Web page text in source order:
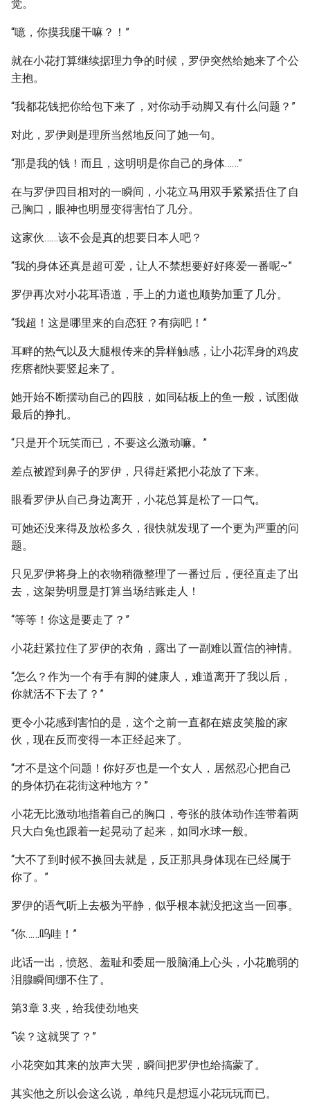
觉。
“噫，你摸我腿干嘛？！”
就在小花打算继续据理力争的时候，罗伊突然给她来了个公
主抱。
“我都花钱把你给包下来了，对你动手动脚又有什么问题？”
对此，罗伊则是理所当然地反问了她一句。
“那是我的钱！而且，这明明是你自己的身体……”
在与罗伊四目相对的一瞬间，小花立马用双手紧紧捂住了自
己胸口，眼神也明显变得害怕了几分。
这家伙……该不会是真的想要日本人吧？
“我的身体还真是超可爱，让人不禁想要好好疼爱一番呢~”
罗伊再次对小花耳语道，手上的力道也顺势加重了几分。
“我超！这是哪里来的自恋狂？有病吧！”
耳畔的热气以及大腿根传来的异样触感，让小花浑身的鸡皮
疙瘩都快要竖起来了。
她开始不断摆动自己的四肢，如同砧板上的鱼一般，试图做
最后的挣扎。
“只是开个玩笑而已，不要这么激动嘛。”
差点被蹬到鼻子的罗伊，只得赶紧把小花放了下来。
眼看罗伊从自己身边离开，小花总算是松了一口气。
可她还没来得及放松多久，很快就发现了一个更为严重的问
题。
只见罗伊将身上的衣物稍微整理了一番过后，便径直走了出
去，这架势明显是打算当场结账走人！
“等等！你这是要走了？”
小花赶紧拉住了罗伊的衣角，露出了一副难以置信的神情。
“怎么？作为一个有手有脚的健康人，难道离开了我以后，
你就活不下去了？”
更令小花感到害怕的是，这个之前一直都在嬉皮笑脸的家
伙，现在反而变得一本正经起来了。
“才不是这个问题！你好歹也是一个女人，居然忍心把自己
的身体扔在花街这种地方？”
小花无比激动地指着自己的胸口，夸张的肢体动作连带着两
只大白兔也跟着一起晃动了起来，如同水球一般。
“大不了到时候不换回去就是，反正那具身体现在已经属于
你了。”
罗伊的语气听上去极为平静，似乎根本就没把这当一回事。
“你……呜哇！”
此话一出，愤怒、羞耻和委屈一股脑涌上心头，小花脆弱的
泪腺瞬间绷不住了。
第3章 3.夹，给我使劲地夹
“诶？这就哭了？”
小花突如其来的放声大哭，瞬间把罗伊也给搞蒙了。
其实他之所以会这么说，单纯只是想逗小花玩玩而已。